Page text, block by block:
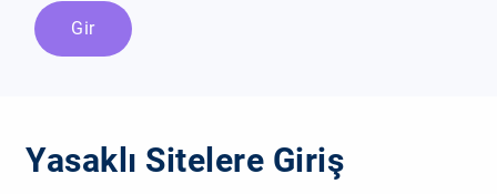
Gir
Yasaklı Sitelere Giriş